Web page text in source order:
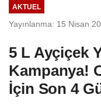
AKTUEL
Yayınlanma: 15 Nisan
5 L Ayçiçek
Kampanya!
İçin Son 4